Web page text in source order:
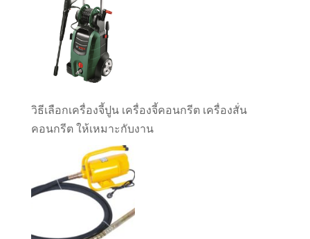
วิธีเลือกเครื่องจี้ปูน เครื่องจี้คอนกรีต เครื่องสั่น
คอนกรีต ให้เหมาะกับงาน